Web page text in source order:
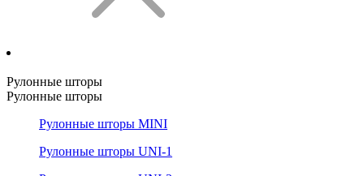
Рулонные шторы
Рулонные шторы
Рулонные шторы MINI
Рулонные шторы UNI-1